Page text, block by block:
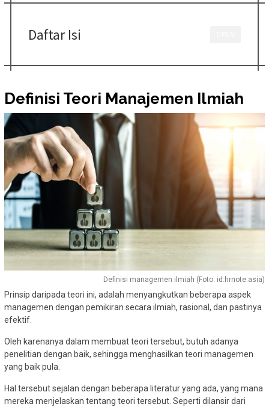
Daftar Isi
Definisi Teori Manajemen Ilmiah
Definisi managemen ilmiah (Foto: id.hrnote.asia)
Prinsip daripada teori ini, adalah menyangkutkan beberapa aspek
managemen dengan pemikiran secara ilmiah, rasional, dan pastinya
efektif.
Oleh karenanya dalam membuat teori tersebut, butuh adanya
penelitian dengan baik, sehingga menghasilkan teori managemen
yang baik pula.
Hal tersebut sejalan dengan beberapa literatur yang ada, yang mana
mereka menjelaskan tentang teori tersebut. Seperti dilansir dari